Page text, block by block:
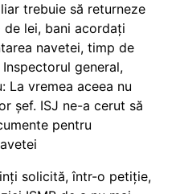
trebuie să returneze
lei, bani acordați
navetei, timp de
general,
La vremea aceea nu
șef. ISJ ne-a cerut să
pentru
solicită, într-o petiție,